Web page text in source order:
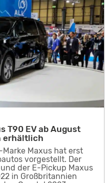
T90 EV ab August
erhältlich
Maxus hat erst
vorgestellt. Der
der E-Pickup Maxus
in Großbritannien